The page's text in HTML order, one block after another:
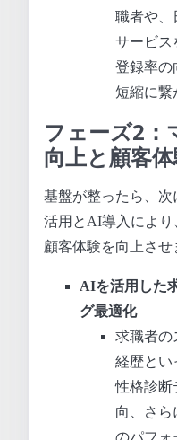
職者や、
サービス
登録率の
短縮に繋
フェーズ2：
向上と顧客
基盤が整ったら、
活用とAI導入により
顧客体験を向上させ
AIを活用した
グ最適化
求職者の
経歴とい
性格診断
向、さら
のパフォ